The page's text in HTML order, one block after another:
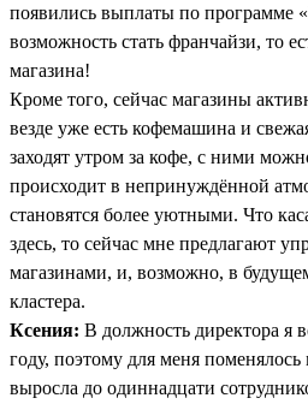
появились выплаты по программе
возможность стать франчайзи, то
магазина!
Кроме того, сейчас магазины
везде уже есть кофемашина и
заходят утром за кофе, с ними
происходит в непринуждённой
становятся более уютными. Что
здесь, то сейчас мне предлагают
магазинами, и, возможно, в
кластера.
Ксения: В должность директора я
году, поэтому для меня
выросла до одиннадцати